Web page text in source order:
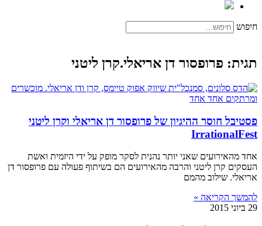
חיפוש
תגית: פרופסור דן אריאלי.קרן ליטני
פסטיבל חוסר ההיגיון של פרופסור דן אריאלי וקרן ליטני
IrrationalFest
אחד מהאירועים שאני יותר נהנית לסקר מופק על ידי היזמית ואשת
העסקים קרן ליטני והרבה מהאירועים הם בשיתוף פעולה עם פרופסור דן
אריאלי. שילוב מהמם
להמשך הקריאה »
29 ביוני 2015